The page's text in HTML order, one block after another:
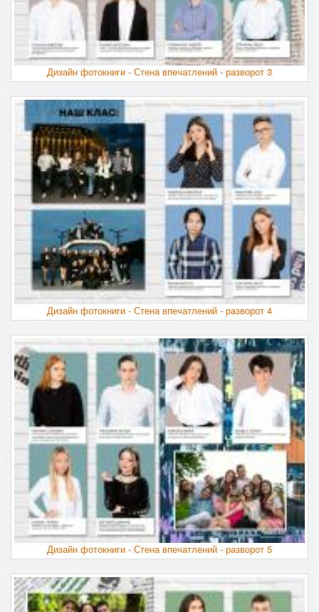
Дизайн фотокниги - Стена впечатлений - разворот 3
Дизайн фотокниги - Стена впечатлений - разворот 4
Дизайн фотокниги - Стена впечатлений - разворот 5